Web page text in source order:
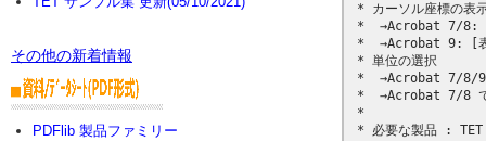
その他の新着情報
PDFlib 製品ファミリー